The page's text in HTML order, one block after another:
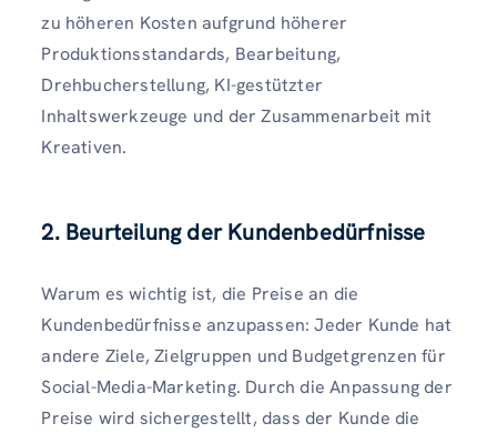
zu höheren Kosten aufgrund höherer
Produktionsstandards, Bearbeitung,
Drehbucherstellung, KI-gestützter
Inhaltswerkzeuge und der Zusammenarbeit mit
Kreativen.
2. Beurteilung der Kundenbedürfnisse
Warum es wichtig ist, die Preise an die
Kundenbedürfnisse anzupassen: Jeder Kunde hat
andere Ziele, Zielgruppen und Budgetgrenzen für
Social-Media-Marketing. Durch die Anpassung der
Preise wird sichergestellt, dass der Kunde die